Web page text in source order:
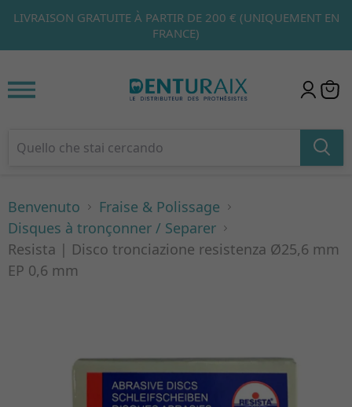
200 € (UNIQUEMENT EN
PRODUITS EN PROMOTION
1 2 3
Benvenuto
Fraise & Polissage
Disques à tronçonner / Separer
Resista | Disco tronciazione resistenza Ø25,6 mm
EP 0,6 mm